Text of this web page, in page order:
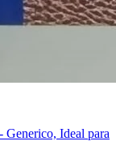
Ideal para